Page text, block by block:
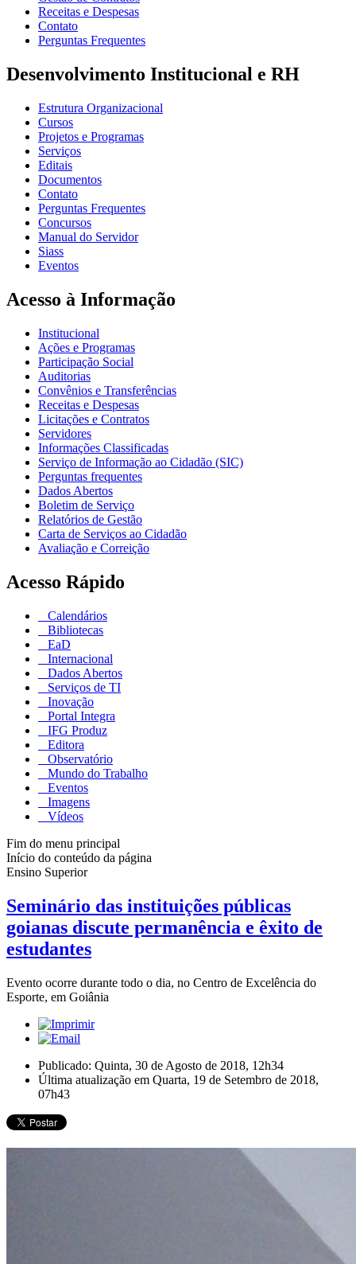
Receitas e Despesas
Contato
Perguntas Frequentes
Desenvolvimento Institucional e RH
Estrutura Organizacional
Cursos
Projetos e Programas
Serviços
Editais
Documentos
Contato
Perguntas Frequentes
Concursos
Manual do Servidor
Siass
Eventos
Acesso à Informação
Institucional
Ações e Programas
Participação Social
Auditorias
Convênios e Transferências
Receitas e Despesas
Licitações e Contratos
Servidores
Informações Classificadas
Serviço de Informação ao Cidadão (SIC)
Perguntas frequentes
Dados Abertos
Boletim de Serviço
Relatórios de Gestão
Carta de Serviços ao Cidadão
Avaliação e Correição
Acesso Rápido
Calendários
Bibliotecas
EaD
Internacional
Dados Abertos
Serviços de TI
Inovação
Portal Integra
IFG Produz
Editora
Observatório
Mundo do Trabalho
Eventos
Imagens
Vídeos
Fim do menu principal
Início do conteúdo da página
Ensino Superior
Seminário das instituições públicas
goianas discute permanência e êxito de
estudantes
Evento ocorre durante todo o dia, no Centro de Excelência do
Esporte, em Goiânia
Publicado: Quinta, 30 de Agosto de 2018, 12h34
Última atualização em Quarta, 19 de Setembro de 2018,
07h43